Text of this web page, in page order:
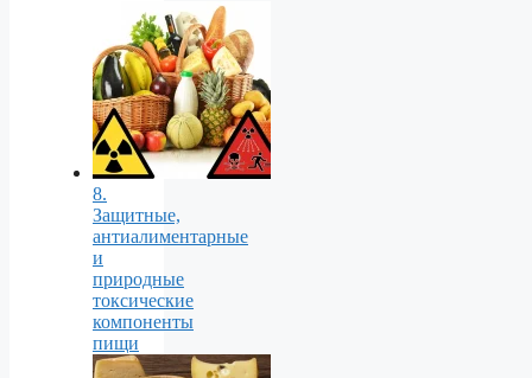
8.
Защитные,
антиалиментарные
и
природные
токсические
компоненты
пищи